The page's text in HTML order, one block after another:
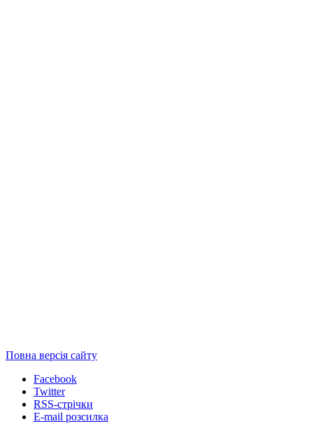
Повна версія сайту
Facebook
Twitter
RSS-стрічки
E-mail розсилка